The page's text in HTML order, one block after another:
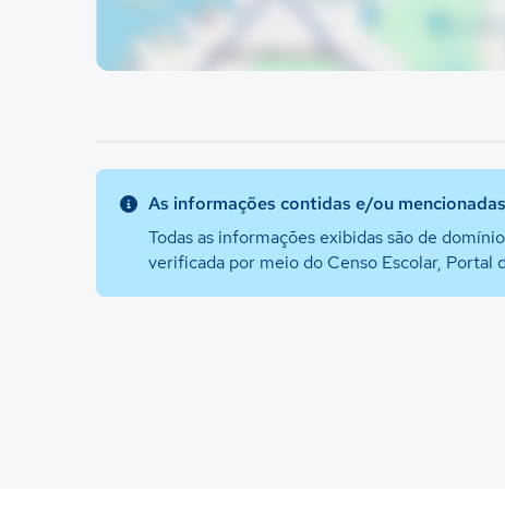
As informações contidas e/ou
Todas as informações exibidas são de
verificada por meio do Censo Escolar, Portal